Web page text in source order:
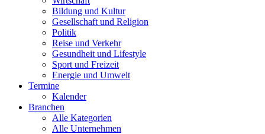
Bildung und Kultur
Gesellschaft und Religion
Politik
Reise und Verkehr
Gesundheit und Lifestyle
Sport und Freizeit
Energie und Umwelt
Termine
Kalender
Branchen
Alle Kategorien
Alle Unternehmen